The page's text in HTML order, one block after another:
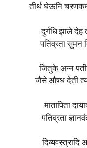
तीर्थ घेऊनि
दुर्गंधि झाले देह
पतिव्रता सुमन
जितुके अन्न
जैसे औषध देती
मातापिता
पतिव्रता